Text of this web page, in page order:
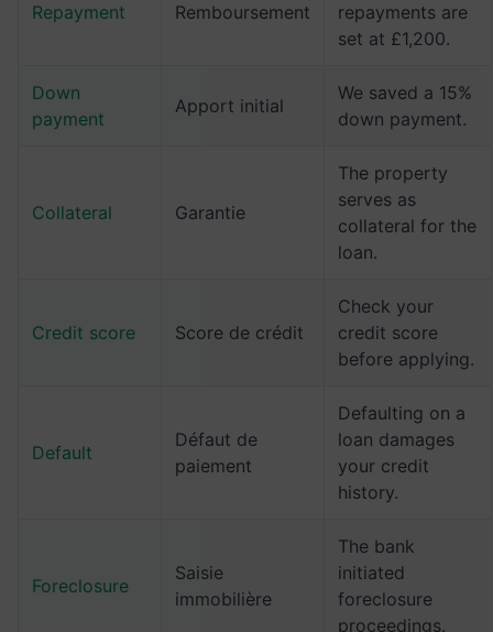
Repayment Remboursement
repayments are
set at £1,200.
Down
payment
Apport initial
We saved a 15%
down payment.
Collateral Garantie
The property
serves as
collateral for the
loan.
Credit score Score de crédit
Check your
credit score
before applying.
Default
Défaut de
paiement
Defaulting on a
loan damages
your credit
history.
Foreclosure
Saisie
immobilière
The bank
initiated
foreclosure
proceedings.